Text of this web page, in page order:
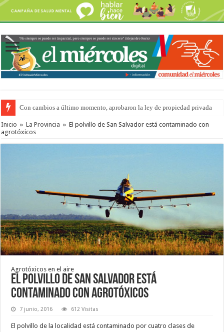
Con cambios a último momento, aprobaron la ley de propiedad privada
Inicio » La Provincia » El polvillo de San Salvador está contaminado con
agrotóxicos
Agrotóxicos en el aire
El polvillo de San Salvador está
contaminado con agrotóxicos
7 junio, 2016 612 Visitas
El polvillo de la localidad está contaminado por cuatro clases de